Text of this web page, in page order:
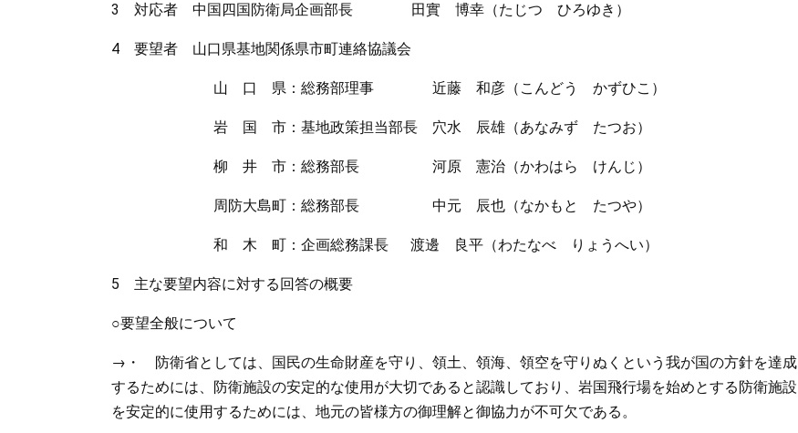
3 対応者 中国四国防衛局企画部長 田實 博幸（たじつ ひろゆき）
4 要望者 山口県基地関係県市町連絡協議会
山 口 県：総務部理事 近藤 和彦（こんどう かずひこ）
岩 国 市：基地政策担当部長 穴水 辰雄（あなみず たつお）
柳 井 市：総務部長 河原 憲治（かわはら けんじ）
周防大島町：総務部長 中元 辰也（なかもと たつや）
和 木 町：企画総務課長 渡邊 良平（わたなべ りょうへい）
5 主な要望内容に対する回答の概要
○要望全般について
→・ 防衛省としては、国民の生命財産を守り、領土、領海、領空を守りぬくという我が国の方針を達成
するためには、防衛施設の安定的な使用が大切であると認識しており、岩国飛行場を始めとする防衛施設
を安定的に使用するためには、地元の皆様方の御理解と御協力が不可欠である。